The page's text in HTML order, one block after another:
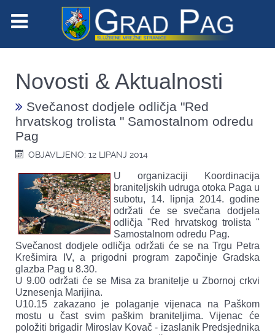
Novosti & Aktualnosti
Svečanost dodjele odličja "Red
hrvatskog trolista " Samostalnom odredu
Pag
OBJAVLJENO: 12 LIPANJ 2014
U organizaciji Koordinacija
braniteljskih udruga otoka Paga u
subotu, 14. lipnja 2014. godine
održati će se svečana dodjela
odličja "Red hrvatskog trolista "
Samostalnom odredu Pag.
Svečanost dodjele odličja održati će se na Trgu Petra
Krešimira IV, a prigodni program započinje Gradska
glazba Pag u 8.30.
U 9.00 održati će se Misa za branitelje u Zbornoj crkvi
Uznesenja Marijina.
U10.15 zakazano je polaganje vijenaca na Paškom
mostu u čast svim paškim braniteljima. Vijenac će
položiti brigadir Miroslav Kovač - izaslanik Predsjednika